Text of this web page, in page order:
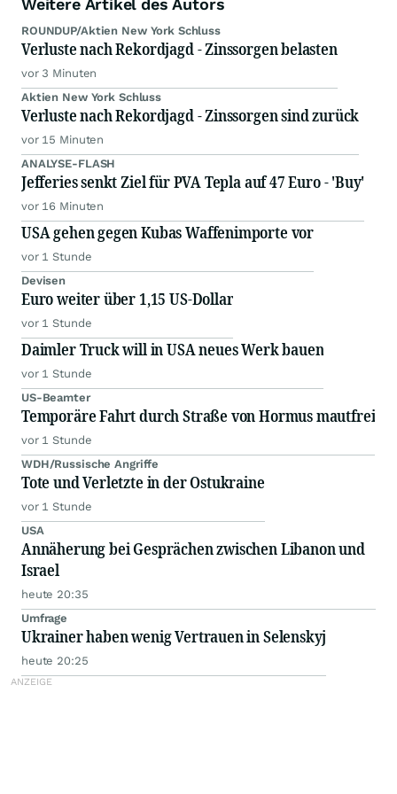
Weitere Artikel des Autors
ROUNDUP/Aktien New York Schluss
Verluste nach Rekordjagd - Zinssorgen belasten
vor 3 Minuten
Aktien New York Schluss
Verluste nach Rekordjagd - Zinssorgen sind zurück
vor 15 Minuten
ANALYSE-FLASH
Jefferies senkt Ziel für PVA Tepla auf 47 Euro - 'Buy'
vor 16 Minuten
USA gehen gegen Kubas Waffenimporte vor
vor 1 Stunde
Devisen
Euro weiter über 1,15 US-Dollar
vor 1 Stunde
Daimler Truck will in USA neues Werk bauen
vor 1 Stunde
US-Beamter
Temporäre Fahrt durch Straße von Hormus mautfrei
vor 1 Stunde
WDH/Russische Angriffe
Tote und Verletzte in der Ostukraine
vor 1 Stunde
USA
Annäherung bei Gesprächen zwischen Libanon und
Israel
heute 20:35
Umfrage
Ukrainer haben wenig Vertrauen in Selenskyj
heute 20:25